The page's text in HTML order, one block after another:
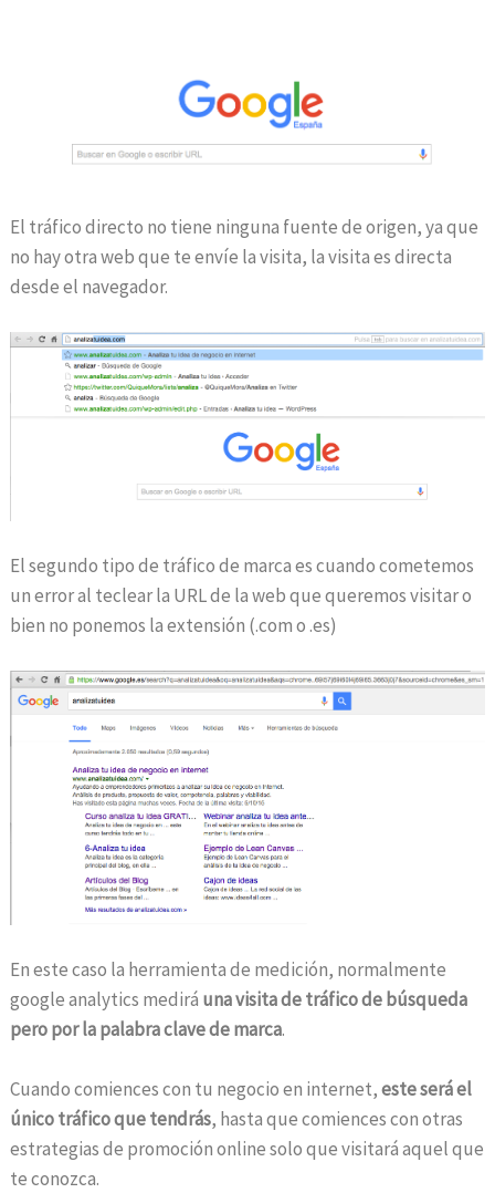
El tráfico directo no tiene ninguna fuente de origen, ya que
no hay otra web que te envíe la visita, la visita es directa
desde el navegador.
El segundo tipo de tráfico de marca es cuando cometemos
un error al teclear la URL de la web que queremos visitar o
bien no ponemos la extensión (.com o .es)
En este caso la herramienta de medición, normalmente
google analytics medirá una visita de tráfico de búsqueda
pero por la palabra clave de marca.
Cuando comiences con tu negocio en internet,este será el
único tráfico que tendrás, hasta que comiences con otras
estrategias de promoción online solo que visitará aquel que
te conozca.